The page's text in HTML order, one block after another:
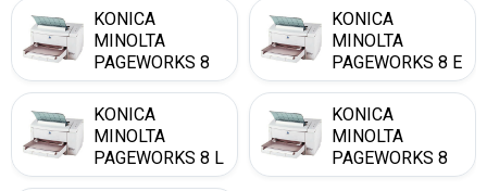
KONICA
MINOLTA
PAGEWORKS 8
KONICA
MINOLTA
PAGEWORKS 8 E
KONICA
MINOLTA
PAGEWORKS 8 L
KONICA
MINOLTA
PAGEWORKS 8
LE